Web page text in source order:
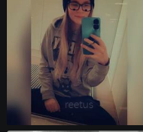
reetus